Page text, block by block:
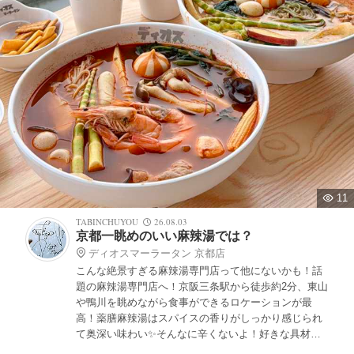
11
TABINCHUYOU
26.08.03
京都一眺めのいい麻辣湯では？
ディオスマーラータン 京都店
こんな絶景すぎる麻辣湯専門店って他にないかも！話
題の麻辣湯専門店へ！京阪三条駅から徒歩約2分、東山
や鴨川を眺めながら食事ができるロケーションが最
高！薬膳麻辣湯はスパイスの香りがしっかり感じられ
て奥深い味わい✨そんなに辛くないよ！好きな具材を